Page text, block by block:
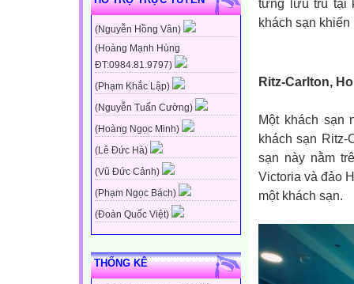
(Nguyễn Hồng Vân)
(Hoàng Mạnh Hùng
ĐT:0984.81.9797)
(Phạm Khắc Lập)
(Nguyễn Tuấn Cường)
(Hoàng Ngọc Minh)
(Lê Đức Hà)
(Vũ Đức Cảnh)
(Phạm Ngọc Bách)
(Đoàn Quốc Việt)
THỐNG KÊ
từng lưu trú tại
khách sạn
Ritz-Carlton,
Một khách sạn
khách sạn Ritz-
sạn này nằm
Victoria và đảo
một khách sạn.